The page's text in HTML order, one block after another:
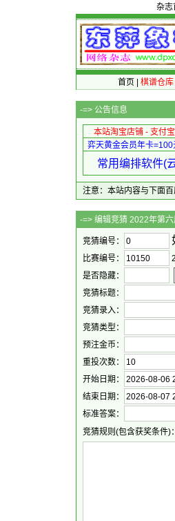
杂志
首页 棋谱仓库|
-=> 公告信息
本站淘宝店铺 - 支付宝
弈天黄金会员年卡=100
常用编排软件(
注意：本站内容与下面
-=> 编辑竞猜
竞猜编号：
比赛编号：
是否隐藏：
竞猜标题：
竞猜录入：
竞猜类型：
预注金币：
重投次数：
开始日期：
结束日期：
标准答案：
竞猜规则(包含获奖条件)：